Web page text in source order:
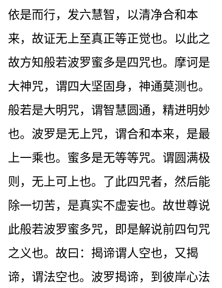
依是而行，发六慧智，以清净合和本
来，故证无上至真正等正觉也。以此之
故方知般若波罗蜜多是四咒也。摩诃是
大神咒，谓四大坚固身，神通莫测也。
般若是大明咒，谓智慧圆通，精进明妙
也。波罗是无上咒，谓合和本来，是最
上一乘也。蜜多是无等等咒。谓圆满极
则，无上可上也。了此四咒者，然后能
除一切苦，是真实不虚妄也。故世尊说
此般若波罗蜜多咒，即是解说前四句咒
之义也。故曰：揭谛谓人空也，又揭
谛，谓法空也。波罗揭谛，到彼岸心法